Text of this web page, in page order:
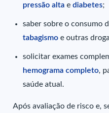
pressão alta ediabetes;
saber sobre o consumo
tabagismo e outras
solicitar exames
hemograma completo,
saúde atual.
Após avaliação de risco e,